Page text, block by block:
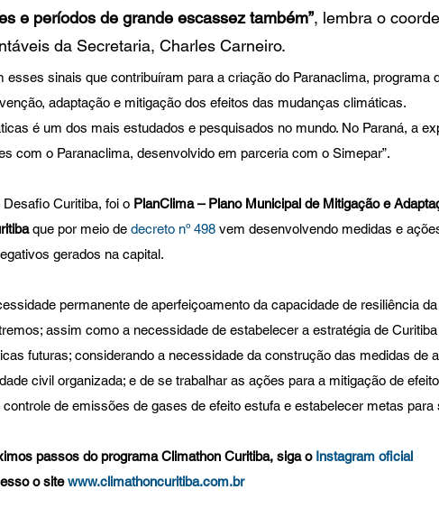
e períodos de grande escassez também”, lembra o
da Secretaria, Charles Carneiro.
esses sinais que contribuíram para a criação do Paranaclima, programa
adaptação e mitigação dos efeitos das mudanças climáticas.
é um dos mais estudados e pesquisados no mundo. No Paraná, a
com o Paranaclima, desenvolvido em parceria com o Simepar”.
Curitiba, foi o PlanClima – Plano Municipal de Mitigação e
que por meio de decreto nº 498 vem desenvolvendo medidas e
gerados na capital.
permanente de aperfeiçoamento da capacidade de resiliência
assim como a necessidade de estabelecer a estratégia de
futuras; considerando a necessidade da construção das medidas de
civil organizada; e de se trabalhar as ações para a mitigação de
de emissões de gases de efeito estufa e estabelecer metas para
passos do programa Climathon Curitiba, siga o Instagram oficial
o site www.climathoncuritiba.com.br